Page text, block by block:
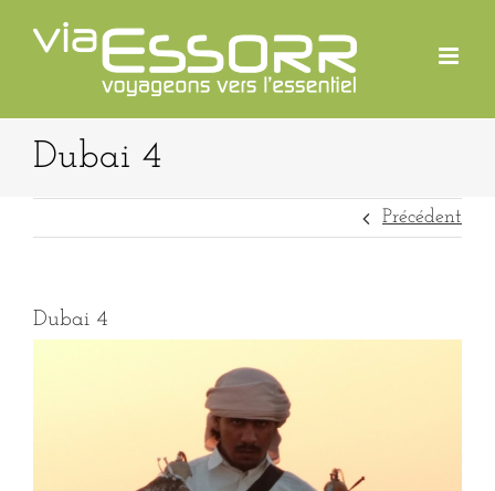
contenu
Dubai 4
Précédent
Dubai 4